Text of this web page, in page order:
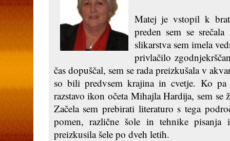
Matej je vstopil k
preden sem se
slikarstva sem imela
privlačilo
čas dopuščal, sem se rada preizkušala v
so bili predvsem krajina in cvetje. Ko
razstavo ikon očeta Mihajla Hardija, sem
Začela sem prebirati literaturo s tega
pomen, različne šole in tehnike pisanja
preizkusila šele po dveh letih.